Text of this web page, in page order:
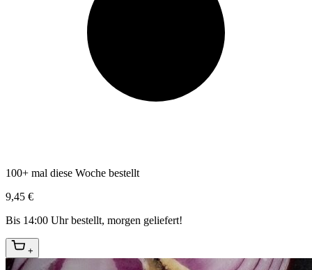
100+ mal diese Woche bestellt
9,45 €
Bis 14:00 Uhr bestellt, morgen geliefert!
+